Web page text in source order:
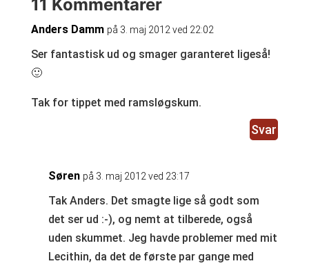
11 Kommentarer
Anders Damm på 3. maj 2012 ved 22:02
Ser fantastisk ud og smager garanteret ligeså!
🙂
Tak for tippet med ramsløgskum.
Svar
Søren på 3. maj 2012 ved 23:17
Tak Anders. Det smagte lige så godt som
det ser ud :-), og nemt at tilberede, også
uden skummet. Jeg havde problemer med mit
Lecithin, da det de første par gange med